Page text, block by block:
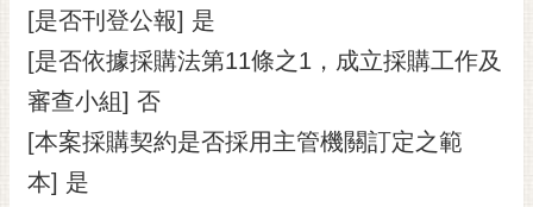
[是否刊登公報] 是
[是否依據採購法第11條之1，成立採購工作及
審查小組] 否
[本案採購契約是否採用主管機關訂定之範
本] 是